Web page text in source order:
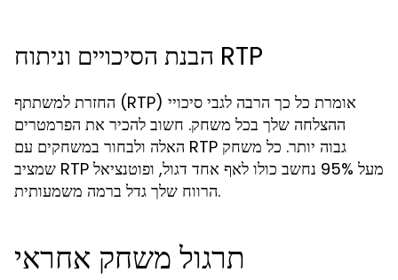
הבנת הסיכויים וניתוח RTP
החזרת למשתתף (RTP) אומרת כל כך הרבה לגבי סיכויי
ההצלחה שלך בכל משחק. חשוב להכיר את הפרמטרים
האלה ולבחור במשחקים עם RTP גבוה יותר. כל משחק
שמציב RTP מעל 95% נחשב כולו לאף אחד דגול, ופוטנציאל
הרווח שלך גדל ברמה משמעותית.
תרגול משחק אחראי